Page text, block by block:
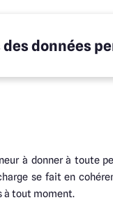
données
à donner à toute
se fait en
à tout moment.